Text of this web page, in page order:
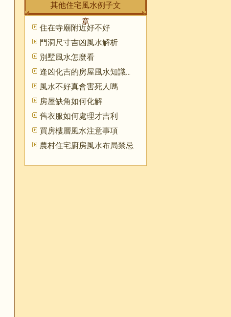
其他住宅風水例子文
章
住在寺廟附近好不好
門洞尺寸吉凶風水解析
別墅風水怎麼看
逢凶化吉的房屋風水知識全解
風水不好真會害死人嗎
房屋缺角如何化解
舊衣服如何處理才吉利
買房樓層風水注意事項
農村住宅廚房風水布局禁忌